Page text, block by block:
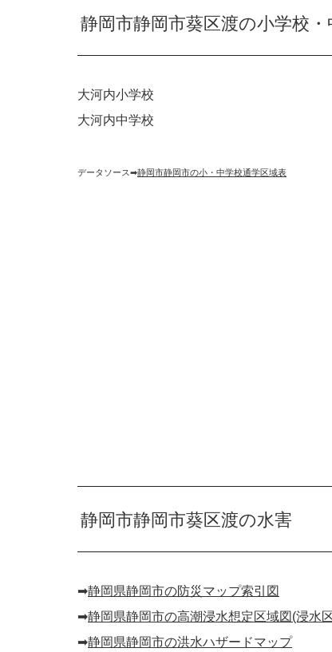
静岡市静岡市葵区渡の小学校
大河内小学校
大河内中学校
データソース➡︎静岡市静岡市の小・中学校通学区域表
静岡市静岡市葵区渡の水害
➡︎静岡県静岡市の防災マップ索引図
➡︎静岡県静岡市の高潮浸水想定区域図(浸水
➡︎静岡県静岡市の洪水ハザードマップ